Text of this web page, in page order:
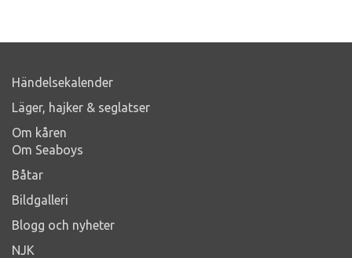
Händelsekalender
Läger, hajker & seglatser
Om kåren
Om Seaboys
Båtar
Bildgalleri
Blogg och nyheter
NJK